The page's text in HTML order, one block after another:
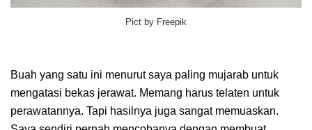
Pict by Freepik
Buah yang satu ini menurut saya paling mujarab untuk
mengatasi bekas jerawat. Memang harus telaten untuk
perawatannya. Tapi hasilnya juga sangat memuaskan.